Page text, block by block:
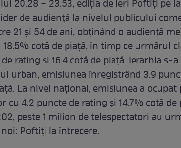
20.28 – 23.53, ediția de ieri Poftiți pe
de audiență la nivelul publicului
21 și 54 de ani, obținând o audiență
cotă de piață, în timp ce urmărul
rating si 16.4 cotă de piață. Ierarhia s-
urban, emisiunea înregistrând 3.9
La nivel național, emisiunea a
cu 4.2 puncte de rating și 14.7% cotă de
peste 1 milion de telespectatori au
Poftiți la întrecere.